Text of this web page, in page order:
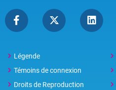
Légende
Témoins de connexion
Droits de Reproduction